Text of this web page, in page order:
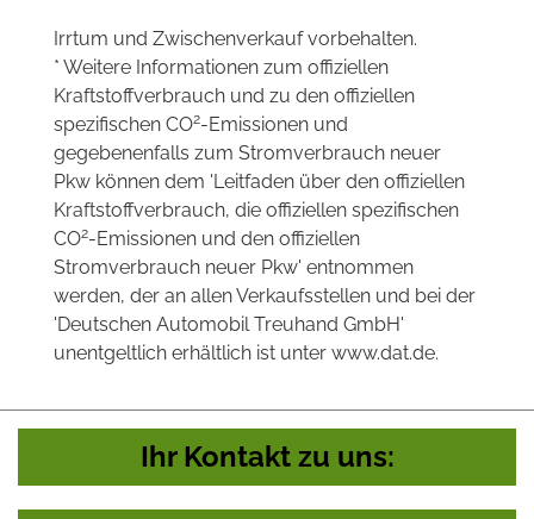
Irrtum und Zwischenverkauf vorbehalten.
* Weitere Informationen zum offiziellen
Kraftstoffverbrauch und zu den offiziellen
spezifischen CO2-Emissionen und
gegebenenfalls zum Stromverbrauch neuer
Pkw können dem 'Leitfaden über den offiziellen
Kraftstoffverbrauch, die offiziellen spezifischen
CO2-Emissionen und den offiziellen
Stromverbrauch neuer Pkw' entnommen
werden, der an allen Verkaufsstellen und bei der
'Deutschen Automobil Treuhand GmbH'
unentgeltlich erhältlich ist unter www.dat.de.
Ihr Kontakt zu uns: